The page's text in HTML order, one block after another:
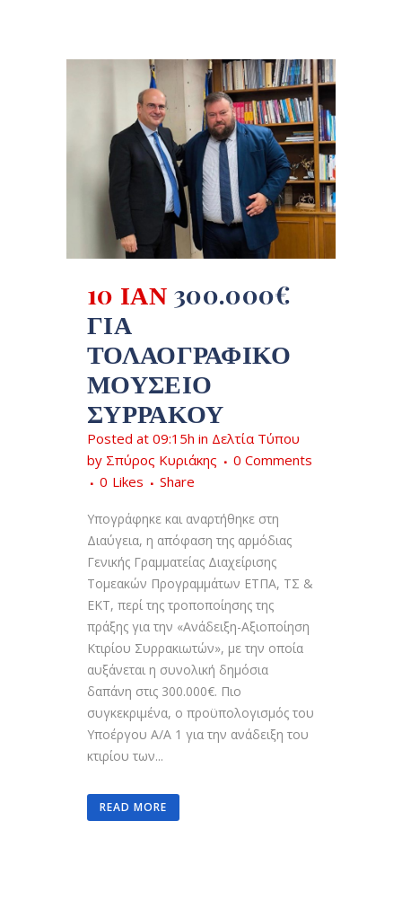
10 ΙΑΝ 300.000€
ΓΙΑ
ΤΟΛΑΟΓΡΑΦΙΚΌ
ΜΟΥΣΕΊΟ
ΣΥΡΡΆΚΟΥ
Posted at 09:15h in Δελτία Τύπου
by Σπύρος Κυριάκης
0 Comments
0 Likes Share
Υπογράφηκε και αναρτήθηκε στη
Διαύγεια, η απόφαση της αρμόδιας
Γενικής Γραμματείας Διαχείρισης
Τομεακών Προγραμμάτων ΕΤΠΑ, ΤΣ &
ΕΚΤ, περί της τροποποίησης της
πράξης για την «Ανάδειξη-Αξιοποίηση
Κτιρίου Συρρακιωτών», με την οποία
αυξάνεται η συνολική δημόσια
δαπάνη στις 300.000€. Πιο
συγκεκριμένα, ο προϋπολογισμός του
Υποέργου Α/Α 1 για την ανάδειξη του
κτιρίου των...
READ MORE